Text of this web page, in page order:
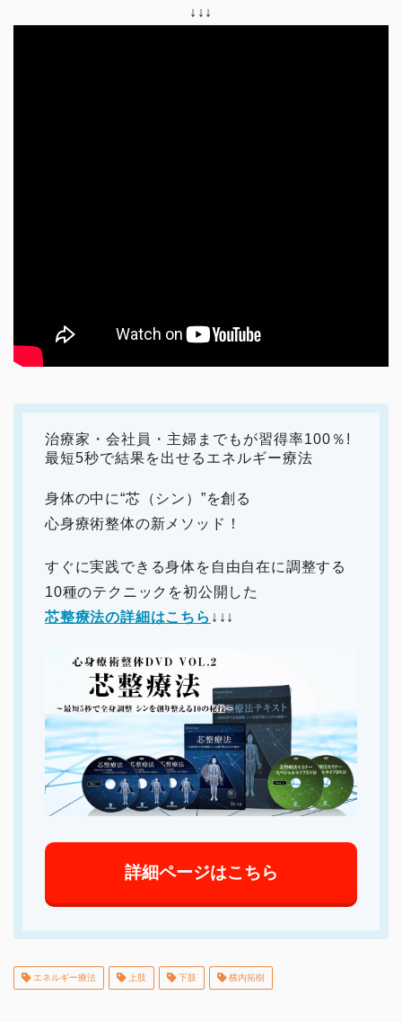
↓↓↓
治療家・会社員・主婦までもが習得率100％!
最短5秒で結果を出せるエネルギー療法
身体の中に“芯（シン）”を創る
心身療術整体の新メソッド！
すぐに実践できる身体を自由自在に調整する
10種のテクニックを初公開した
芯整療法の詳細はこちら ↓↓↓
詳細ページはこちら
エネルギー療法 上肢 下肢 横内拓樹
イチオシ！